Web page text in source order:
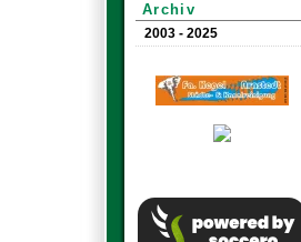
Archiv
2003 - 2025